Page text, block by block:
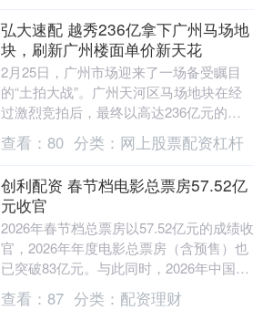
弘大速配 越秀236亿拿下广州马场地
块，刷新广州楼面单价新天花
2月25日，广州市场迎来了一场备受瞩目
的“土拍大战”。广州天河区马场地块在经
过激烈竞拍后，最终以高达236亿元的总
价成交，由越秀地产成功竞得，折合楼面
价8.5万....
查看： 80 分类： 网上股票配资杠杆
创利配资 春节档电影总票房57.52亿
元收官
2026年春节档总票房以57.52亿元的成绩收
官，2026年年度电影总票房（含预售）也
已突破83亿元。与此同时，2026年中国电
影市场累计票房超12亿美元，超越....
查看： 87 分类： 配资理财